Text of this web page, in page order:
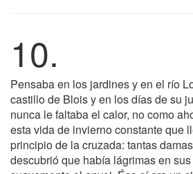
10.
Pensaba en los jardines y en el río
castillo de Blois y en los días de su
nunca le faltaba el calor, no como
esta vida de invierno constante que
principio de la cruzada: tantas
descubrió que había lágrimas en